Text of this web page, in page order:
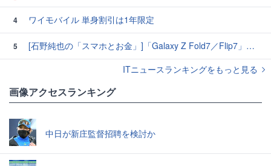
4 ワイモバイル 単身割引は1年限定
5
[石野純也の「スマホとお金」]「Galaxy Z Fold7／Flip7」発表、注目したいソフトバンクの価格攻勢
ITニュースランキングをもっと見る
画像アクセスランキング
中日が新庄監督招聘を検討か